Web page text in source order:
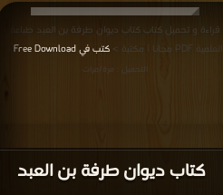
كتاب ديوان طرفة بن العبد
قراءة و تحميل كتاب كتاب ديوان طرفة بن العبد طباعة
العلمية PDF مجانا | مكتبة >
كتب في Free Download
|
التحميل : مرة/مرات